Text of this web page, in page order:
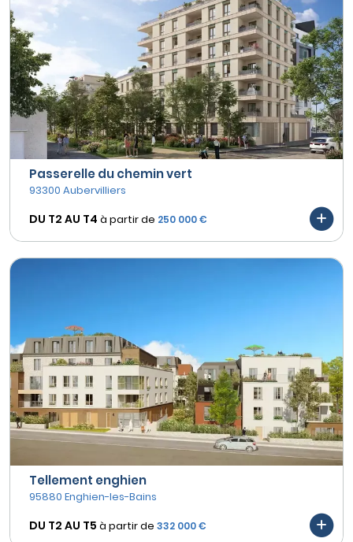
Passerelle du chemin vert
93300 Aubervilliers
DU T2 AU T4 à partir de 250 000 €
Tellement enghien
95880 Enghien-les-Bains
DU T2 AU T5 à partir de 332 000 €